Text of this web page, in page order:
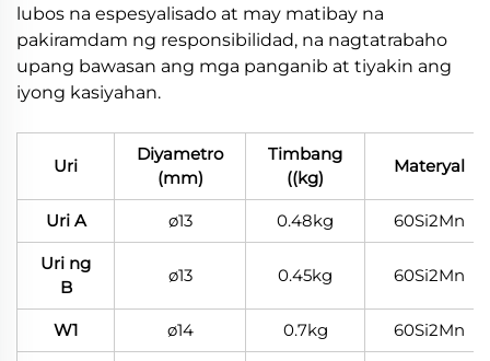
lubos na espesyalisado at may matibay na
pakiramdam ng responsibilidad, na nagtatrabaho
upang bawasan ang mga panganib at tiyakin ang
iyong kasiyahan.
Uri
Diyametro
(mm)
Timbang
((kg)
Materyal
Uri A ø13 0.48kg 60Si2Mn
Uri ng
B
ø13 0.45kg 60Si2Mn
W1 ø14 0.7kg 60Si2Mn